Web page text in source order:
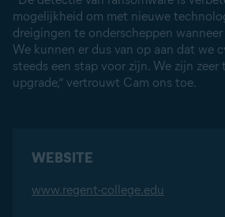
mogelijkheid om met nieuwe
dreigingen te onderscheppen
We kunnen er dus van op aan dat we
steeds een stap voor zijn. We zijn zeer
upgrade,” vertrouwt Cam ons toe.
WEBSITE
www.regent-college.edu